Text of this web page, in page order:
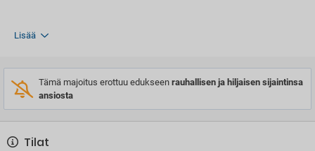
Lisää
Tämä majoitus erottuu edukseen rauhallisen ja hiljaisen sijaintinsa
ansiosta
Tilat